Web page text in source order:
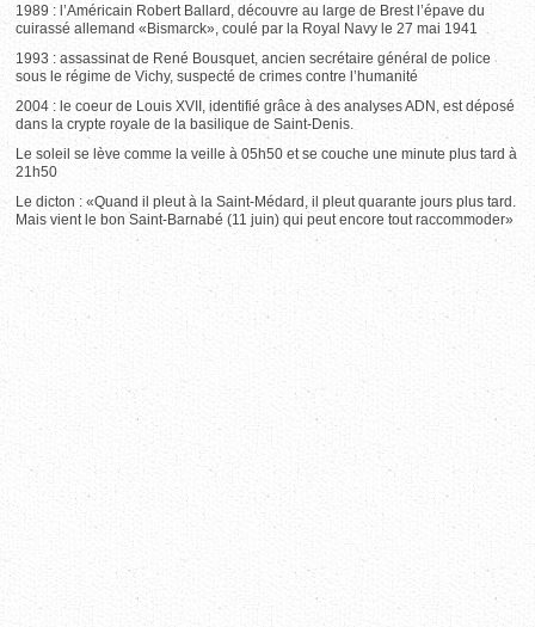
1989 : l’Américain Robert Ballard, découvre au large de Brest l’épave du
cuirassé allemand «Bismarck», coulé par la Royal Navy le 27 mai 1941
1993 : assassinat de René Bousquet, ancien secrétaire général de police
sous le régime de Vichy, suspecté de crimes contre l’humanité
2004 : le coeur de Louis XVII, identifié grâce à des analyses ADN, est déposé
dans la crypte royale de la basilique de Saint-Denis.
Le soleil se lève comme la veille à 05h50 et se couche une minute plus tard à
21h50
Le dicton : «Quand il pleut à la Saint-Médard, il pleut quarante jours plus tard.
Mais vient le bon Saint-Barnabé (11 juin) qui peut encore tout raccommoder»